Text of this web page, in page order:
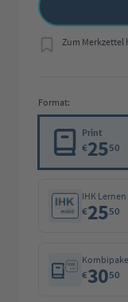
Zum Merkzettel
Format:
Print
€2550
IHK
€2550
€3050